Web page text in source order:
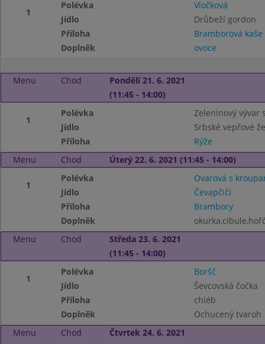
1
Polévka
Vločková
Jídlo
Drůbeží gordon
Příloha
Bramborová kaše
Doplněk
ovoce
Menu Chod
Pondělí 21. 6. 2021
(11:45 - 14:00)
1
Polévka
Zeleninový vývar
Jídlo
Srbské vepřové
Příloha
Rýže
Menu
Chod Úterý 22. 6. 2021 (11:45 - 14:00)
1
Polévka
Ovarová s
Jídlo
Čevapčiči
Příloha
Brambory
Doplněk
Menu
Chod
Středa 23. 6. 2021
(11:45 - 14:00)
1
Polévka
Boršč
Jídlo
Ševcovská čočka
Příloha
chléb
Doplněk
Ochucený tvaroh
Menu
Chod
Čtvrtek 24. 6. 2021